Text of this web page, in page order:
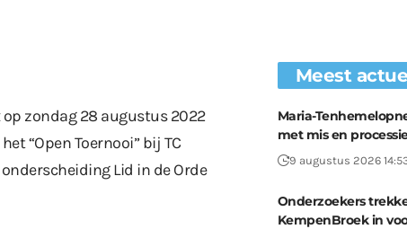
zondag 28 augustus 2022
“Open Toernooi” bij TC
Lid in de Orde
Meest
Maria-
met mis en
9 augustus 2026
Onderzoekers
KempenBroek in